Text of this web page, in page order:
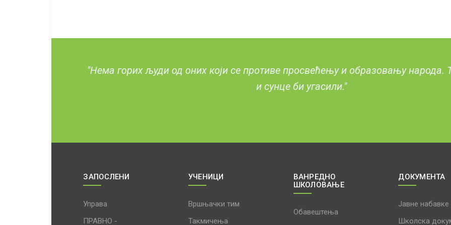
"Нема горих људи од оних који се противе просвећењу и образовању народа.
и сунце би угасили."
ЗАПОСЛЕНИ
Управа
ПРАВНО -
УЧЕНИЦИ
Вршњачки тим
Такмичења
ВАНРЕДНО
ШКОЛОВАЊЕ
Обавештења
ДОКУМЕНТА
Јавне набавке
Школска